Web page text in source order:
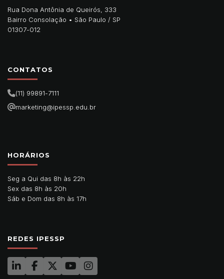
Rua Dona Antônia de Queirós, 333
Bairro Consolação • São Paulo / SP
01307-012
CONTATOS
(11) 99891-7111
marketing@ipessp.edu.br
HORÁRIOS
Seg a Qui das 8h às 22h
Sex das 8h às 20h
Sáb e Dom das 8h às 17h
REDES IPESSP